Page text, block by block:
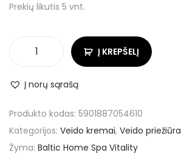
Prekių likutis 5 vnt.
Į KREPŠELĮ
Į norų sąrašą
Produkto kodas: 5901887054610
Kategorijos: Veido kremai, Veido priežiūra
Žyma: Baltic Home Spa Vitality